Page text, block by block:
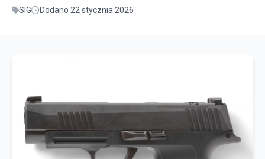
SIG Dodano 22 stycznia 2026